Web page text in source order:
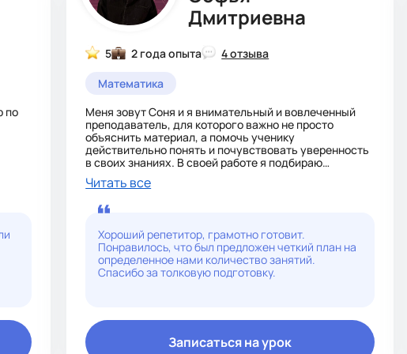
по
Дмитриевна
5 2 года опыта
4 отзыва
Математика
Меня зовут Соня и я внимательный и вовлеченный
преподаватель, для которого важно не просто
объяснить материал, а помочь ученику
действительно понять и почувствовать уверенность
в своих знаниях. В своей работе я подбираю
методику под цели, уровень и темп каждого ученика.
Имею опыт работы с учениками разного возраста и
подготовиться к экзаменам и контрольным,
предмете. Мои ученики начинали подготовку к ОГЭ с
2-3 баллов и за 4-5 месяцев доходили до 20-22
баллов. Буду рада помочь вам достичь
поставленных целей и сделать обучение понятным и
Читать все
Хороший репетитор, грамотно готовит.
Понравилось, что был предложен четкий план на
определенное нами количество занятий.
Спасибо за толковую подготовку.
Записаться на урок